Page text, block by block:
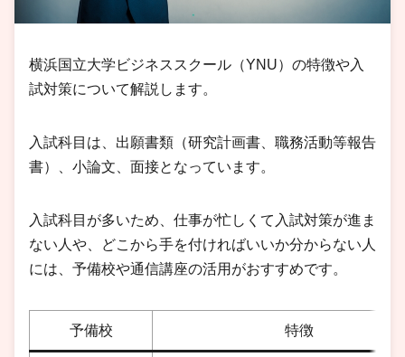
横浜国立大学ビジネススクール（YNU）の特徴や入
試対策について解説します。
入試科目は、出願書類（研究計画書、職務活動等報告
書）、小論文、面接となっています。
入試科目が多いため、仕事が忙しくて入試対策が進ま
ない人や、どこから手を付ければいいか分からない人
には、予備校や通信講座の活用がおすすめです。
予備校 特徴